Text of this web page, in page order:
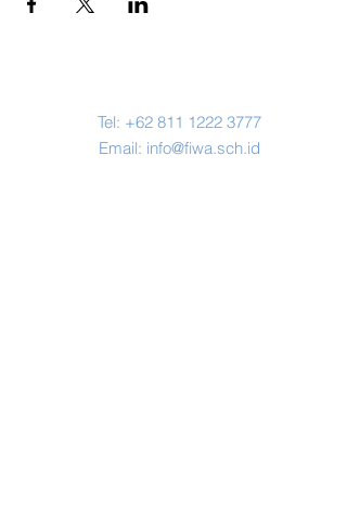
Tel: +62 811 1222 3777
Email: info@fiwa.sch.id